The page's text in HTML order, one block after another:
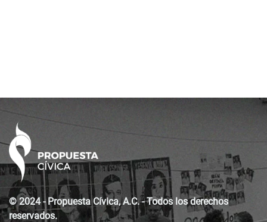
© 2024 - Propuesta Cívica, A.C. - Todos los derechos
reservados.